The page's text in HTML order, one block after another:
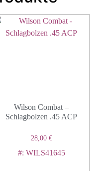
Wilson Combat –
Schlagbolzen .45 ACP
28,00 €
#: WILS41645